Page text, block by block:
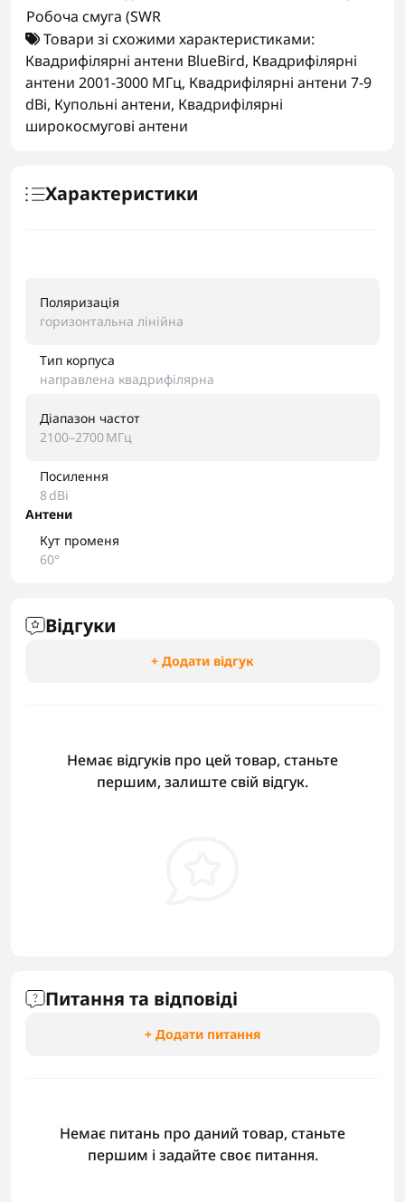
Робоча смуга (SWR
Товари зі схожими характеристиками:
Квадрифілярні антени BlueBird, Квадрифілярні
антени 2001-3000 МГц, Квадрифілярні антени 7-9
dBi, Купольні антени, Квадрифілярні
широкосмугові антени
Характеристики
Поляризація
горизонтальна лінійна
Тип корпуса
направлена квадрифілярна
Діапазон частот
2100–2700 МГц
Посилення
8 dBi
Антени
Кут променя
60°
Відгуки
+ Додати відгук
Немає відгуків про цей товар, станьте
першим, залиште свій відгук.
Питання та відповіді
+ Додати питання
Немає питань про даний товар, станьте
першим і задайте своє питання.